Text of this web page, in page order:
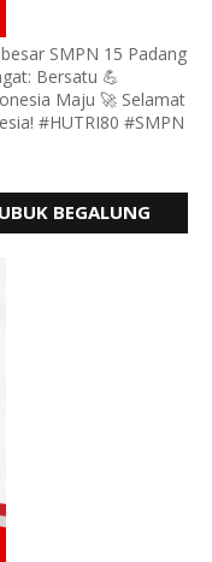
SMPN 15 Padang
Bersatu 💪
Maju 🚀 Selamat
#HUTRI80 #SMPN
BEGALUNG